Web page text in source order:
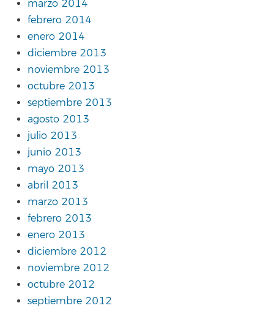
marzo 2014
febrero 2014
enero 2014
diciembre 2013
noviembre 2013
octubre 2013
septiembre 2013
agosto 2013
julio 2013
junio 2013
mayo 2013
abril 2013
marzo 2013
febrero 2013
enero 2013
diciembre 2012
noviembre 2012
octubre 2012
septiembre 2012